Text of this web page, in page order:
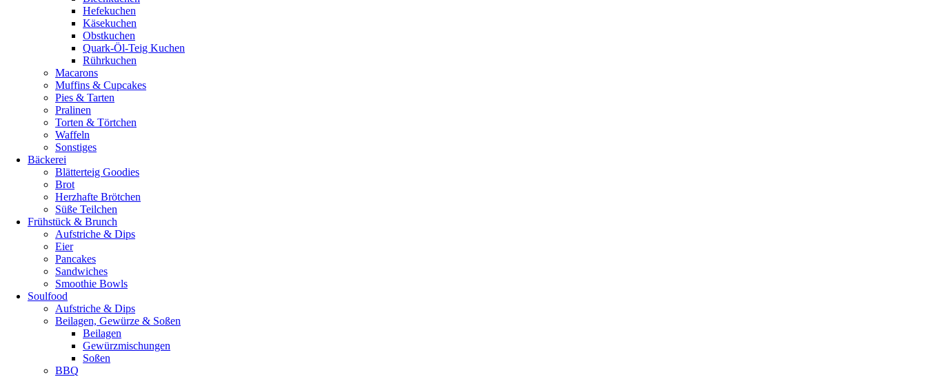
Hefekuchen
Käsekuchen
Obstkuchen
Quark-Öl-Teig Kuchen
Rührkuchen
Macarons
Muffins & Cupcakes
Pies & Tarten
Pralinen
Torten & Törtchen
Waffeln
Sonstiges
Bäckerei
Blätterteig Goodies
Brot
Herzhafte Brötchen
Süße Teilchen
Frühstück & Brunch
Aufstriche & Dips
Eier
Pancakes
Sandwiches
Smoothie Bowls
Soulfood
Aufstriche & Dips
Beilagen, Gewürze & Soßen
Beilagen
Gewürzmischungen
Soßen
BBQ